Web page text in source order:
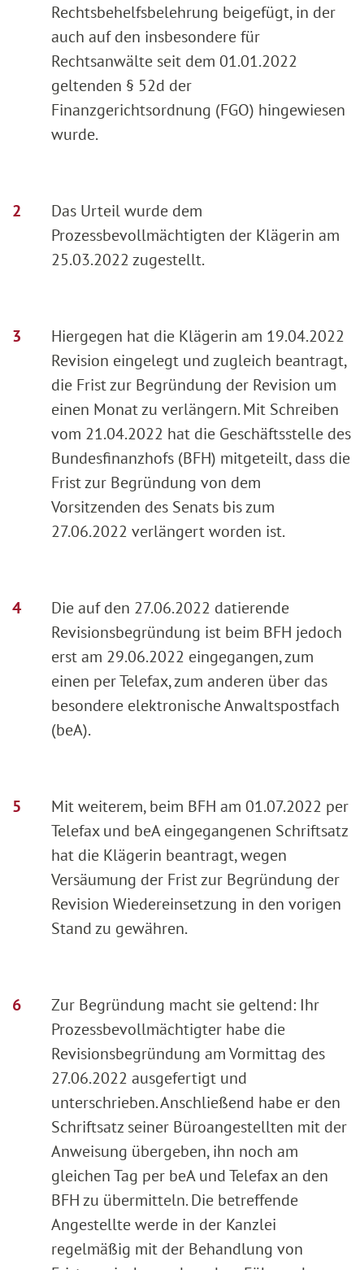
Rechtsbehelfsbelehrung beigefügt, in der
auch auf den insbesondere für
Rechtsanwälte seit dem 01.01.2022
geltenden § 52d der
Finanzgerichtsordnung (FGO) hingewiesen
wurde.
Das Urteil wurde dem
Prozessbevollmächtigten der Klägerin am
25.03.2022 zugestellt.
Hiergegen hat die Klägerin am 19.04.2022
Revision eingelegt und zugleich beantragt,
die Frist zur Begründung der Revision um
einen Monat zu verlängern. Mit Schreiben
vom 21.04.2022 hat die Geschäftsstelle des
Bundesfinanzhofs (BFH) mitgeteilt, dass die
Frist zur Begründung von dem
Vorsitzenden des Senats bis zum
27.06.2022 verlängert worden ist.
Die auf den 27.06.2022 datierende
Revisionsbegründung ist beim BFH jedoch
erst am 29.06.2022 eingegangen, zum
einen per Telefax, zum anderen über das
besondere elektronische Anwaltspostfach
(beA).
Mit weiterem, beim BFH am 01.07.2022 per
Telefax und beA eingegangenen Schriftsatz
hat die Klägerin beantragt, wegen
Versäumung der Frist zur Begründung der
Revision Wiedereinsetzung in den vorigen
Stand zu gewähren.
Zur Begründung macht sie geltend: Ihr
Prozessbevollmächtigter habe die
Revisionsbegründung am Vormittag des
27.06.2022 ausgefertigt und
unterschrieben. Anschließend habe er den
Schriftsatz seiner Büroangestellten mit der
Anweisung übergeben, ihn noch am
gleichen Tag per beA und Telefax an den
BFH zu übermitteln. Die betreffende
Angestellte werde in der Kanzlei
regelmäßig mit der Behandlung von